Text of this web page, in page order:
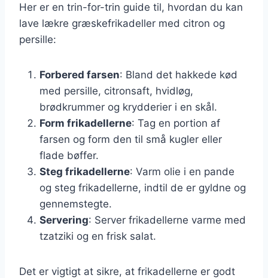
Her er en trin-for-trin guide til, hvordan du kan
lave lækre græskefrikadeller med citron og
persille:
Forbered farsen: Bland det hakkede kød
med persille, citronsaft, hvidløg,
brødkrummer og krydderier i en skål.
Form frikadellerne: Tag en portion af
farsen og form den til små kugler eller
flade bøffer.
Steg frikadellerne: Varm olie i en pande
og steg frikadellerne, indtil de er gyldne og
gennemstegte.
Servering: Server frikadellerne varme med
tzatziki og en frisk salat.
Det er vigtigt at sikre, at frikadellerne er godt